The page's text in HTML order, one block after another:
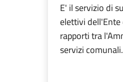
E' il servizio di
elettivi dell'Ente
rapporti tra
servizi comunali.